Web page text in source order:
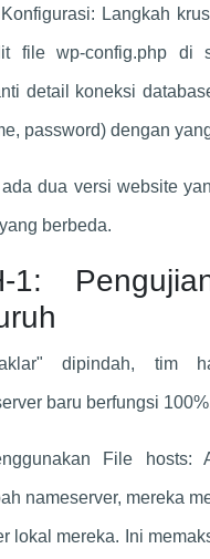
Langkah
file wp-config.php di
detail koneksi
password) dengan
dua versi website
berbeda.
1:
dipindah, tim
baru berfungsi
File hosts:
nameserver, mereka
lokal mereka. Ini